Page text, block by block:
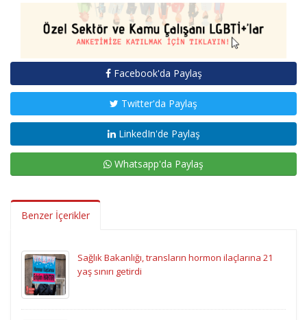
Facebook'da Paylaş
Twitter'da Paylaş
LinkedIn'de Paylaş
Whatsapp'da Paylaş
Benzer İçerikler
Sağlık Bakanlığı, transların hormon ilaçlarına 21
yaş sınırı getirdi